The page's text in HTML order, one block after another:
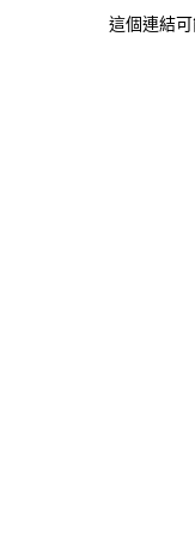
這個連結